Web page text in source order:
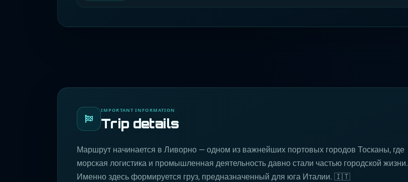
IMPORTANT INFORMATION
Trip details
Маршрут начинается в Ливорно — одном из важнейших портовых городов Тосканы, где
морская логистика и промышленная деятельность давно стали частью городской жизни.
Именно здесь формируется груз, предназначенный для юга Италии. 🇮🇹